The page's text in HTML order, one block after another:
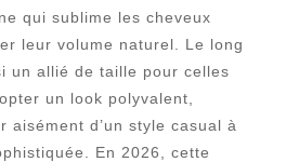
qui sublime les cheveux
leur volume naturel. Le long
un allié de taille pour celles
un look polyvalent,
aisément d’un style casual à
En 2026, cette